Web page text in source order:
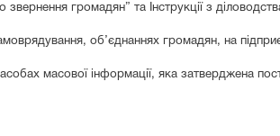
звернення громадян” та Інструкції з
об’єднаннях громадян, на
масової інформації, яка затверджена